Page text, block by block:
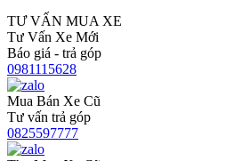
TƯ VẤN MUA XE
Tư Vấn Xe Mới
Báo giá - trả góp
0981115628
Mua Bán Xe Cũ
Tư vấn trả góp
0825597777